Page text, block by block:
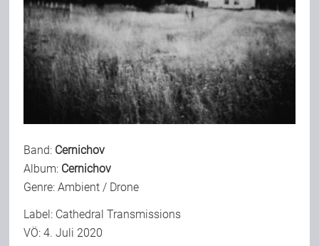
Musik
Alles andere
Backstage
Kontakt
Team
Band: Cernichov
Album: Cernichov
Genre: Ambient / Drone
Label: Cathedral Transmissions
VÖ: 4. Juli 2020